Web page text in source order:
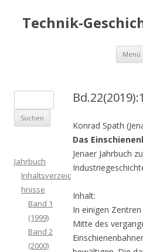
Technik-
Menü
Konrad Spath
Das
Jenaer Jahrbuch
Inhalt:
In einigen
Mitte des
u
c
n
Jahrbuch
Inhaltsverzeic
hnisse
Band 1
(1999)
Band 2
(2000)